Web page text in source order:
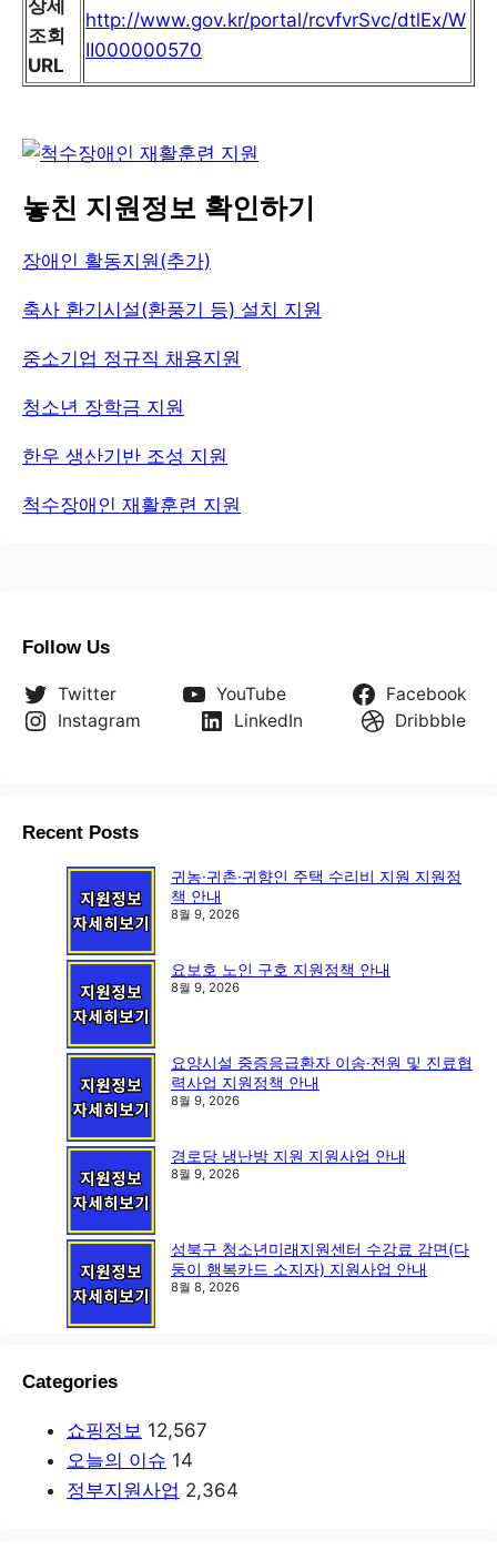
상세
조회
URL
http://www.gov.kr/portal/rcvfvrSvc/dtlEx/W
II000000570
놓친 지원정보 확인하기
장애인 활동지원(추가)
축사 환기시설(환풍기 등) 설치 지원
중소기업 정규직 채용지원
청소년 장학금 지원
한우 생산기반 조성 지원
척수장애인 재활훈련 지원
Follow Us
Twitter YouTube
Facebook
Instagram
LinkedIn Dribbble
Recent Posts
귀농·귀촌·귀향인 주택 수리비 지원 지원정
책 안내
8월 9, 2026
요보호 노인 구호 지원정책 안내
8월 9, 2026
요양시설 중증응급환자 이송·전원 및 진료협
력사업 지원정책 안내
8월 9, 2026
경로당 냉난방 지원 지원사업 안내
8월 9, 2026
성북구 청소년미래지원센터 수강료 감면(다
둥이 행복카드 소지자) 지원사업 안내
8월 8, 2026
Categories
쇼핑정보 12,567
오늘의 이슈 14
정부지원사업 2,364